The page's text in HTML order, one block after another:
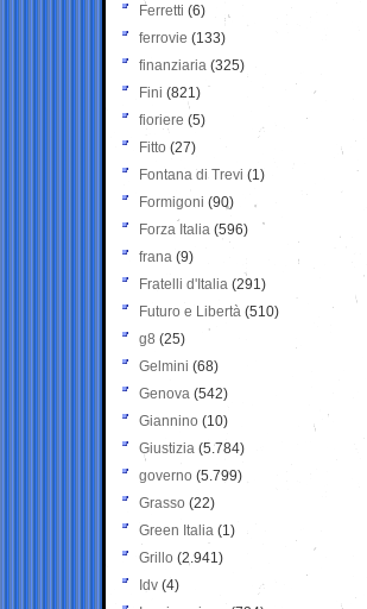
Ferretti (6)
ferrovie (133)
finanziaria (325)
Fini (821)
fioriere (5)
Fitto (27)
Fontana di Trevi (1)
Formigoni (90)
Forza Italia (596)
frana (9)
Fratelli d'Italia (291)
Futuro e Libertà (510)
g8 (25)
Gelmini (68)
Genova (542)
Giannino (10)
Giustizia (5.784)
governo (5.799)
Grasso (22)
Green Italia (1)
Grillo (2.941)
Idv (4)